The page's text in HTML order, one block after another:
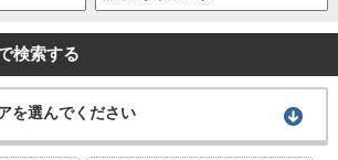
検索する
を選んでください